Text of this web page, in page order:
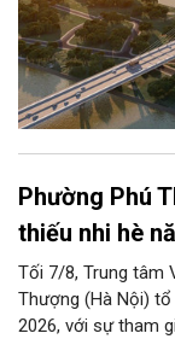
Phường Phú
thiếu nhi hè
Tối 7/8, Trung tâm
Thượng (Hà Nội)
2026, với sự tham